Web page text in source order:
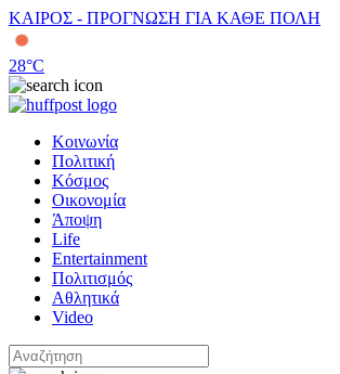
ΚΑΙΡΟΣ - ΠΡΟΓΝΩΣΗ ΓΙΑ ΚΑΘΕ ΠΟΛΗ
28°C
Κοινωνία
Πολιτική
Κόσμος
Οικονομία
Άποψη
Life
Entertainment
Πολιτισμός
Αθλητικά
Video